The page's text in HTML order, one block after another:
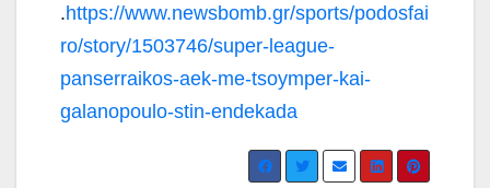
.https://www.newsbomb.gr/sports/podosfai
ro/story/1503746/super-league-
panserraikos-aek-me-tsoymper-kai-
galanopoulo-stin-endekada